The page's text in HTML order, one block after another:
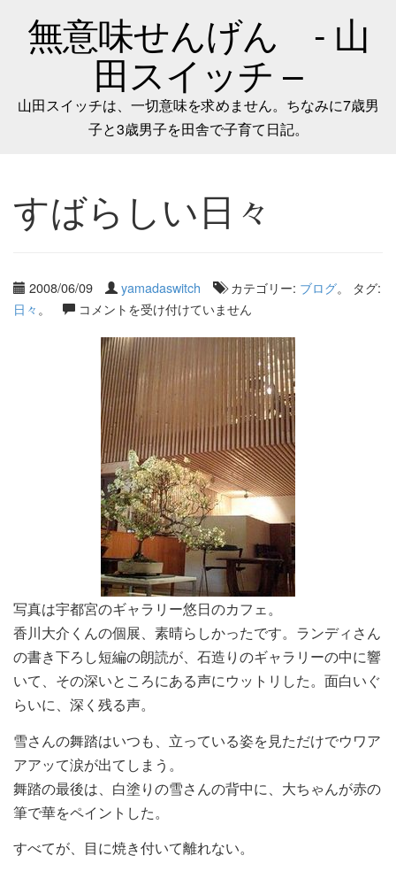
無意味せんげん - 山
田スイッチ –
山田スイッチは、一切意味を求めません。ちなみに7歳男
子と3歳男子を田舎で子育て日記。
すばらしい日々
2008/06/09 yamadaswitch カテゴリー: ブログ。 タグ:
日々 。 コメントを受け付けていません
写真は宇都宮のギャラリー悠日のカフェ。
香川大介くんの個展、素晴らしかったです。ランディさん
の書き下ろし短編の朗読が、石造りのギャラリーの中に響
いて、その深いところにある声にウットリした。面白いぐ
らいに、深く残る声。
雪さんの舞踏はいつも、立っている姿を見ただけでウワア
アアッて涙が出てしまう。
舞踏の最後は、白塗りの雪さんの背中に、大ちゃんが赤の
筆で華をペイントした。
すべてが、目に焼き付いて離れない。